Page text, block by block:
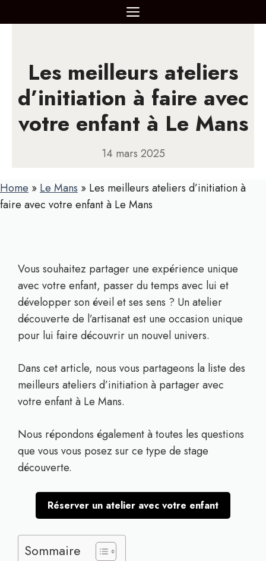
au
MENU
Les meilleurs ateliers
d’initiation à faire avec
votre enfant à Le Mans
14 mars 2025
Home » Le Mans » Les meilleurs ateliers d’initiation à
faire avec votre enfant à Le Mans
Vous souhaitez partager une expérience unique
avec votre enfant, passer du temps avec lui et
développer son éveil et ses sens ? Un atelier
découverte de l’artisanat est une occasion unique
pour lui faire découvrir un nouvel univers.
Dans cet article, nous vous partageons la liste des
meilleurs ateliers d’initiation à partager avec
votre enfant à Le Mans.
Nous répondons également à toutes les questions
que vous vous posez sur ce type de stage
découverte.
Réserver un atelier avec votre enfant
Sommaire